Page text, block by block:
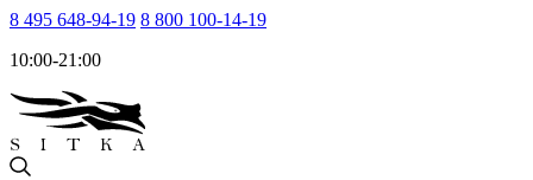
8 495 648-94-19 8 800 100-14-19
10:00-21:00